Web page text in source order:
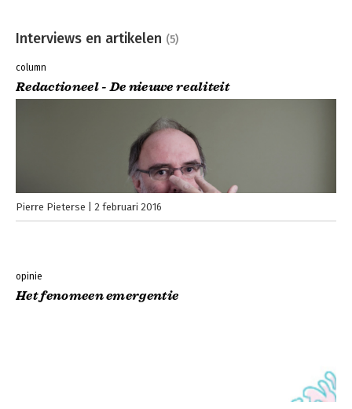
Interviews en artikelen (5)
column
Redactioneel - De nieuwe realiteit
Pierre Pieterse 2 februari 2016
opinie
Het fenomeen emergentie